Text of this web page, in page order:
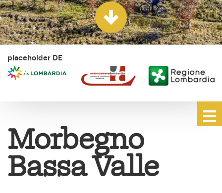
placeholder DE
Morbegno
Bassa Valle